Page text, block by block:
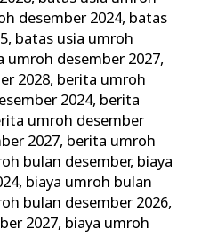
desember 2024, batas
, batas usia umroh
umroh desember 2027,
2028, berita umroh
2024, berita
umroh desember
2027, berita umroh
bulan desember, biaya
, biaya umroh bulan
bulan desember 2026,
2027, biaya umroh